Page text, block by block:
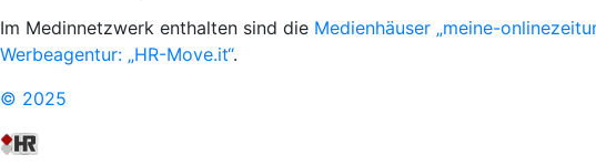
Im Medinnetzwerk enthalten sind die Medienhäuser „meine-
Werbeagentur: „HR-Move.it“.
© 2025